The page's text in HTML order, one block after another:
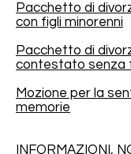
Pacchetto di
con figli minorenni
Pacchetto di
contestato senza
Mozione per la
memorie
INFORMAZIONI,